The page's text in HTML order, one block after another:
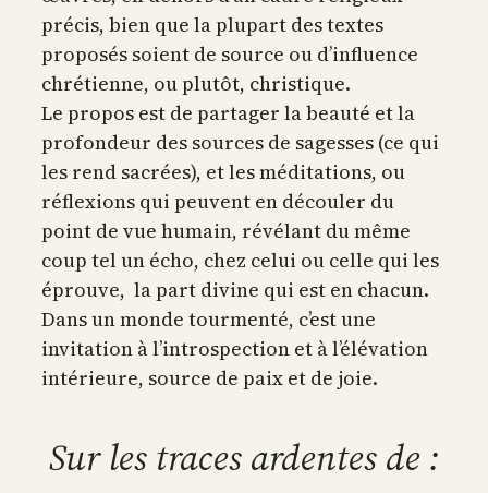
précis, bien que la plupart des textes
proposés soient de source ou d’influence
chrétienne, ou plutôt, christique.
Le propos est de partager la beauté et la
profondeur des sources de sagesses (ce qui
les rend sacrées), et les méditations, ou
réflexions qui peuvent en découler du
point de vue humain, révélant du même
coup tel un écho, chez celui ou celle qui les
éprouve, la part divine qui est en chacun.
Dans un monde tourmenté, c’est une
invitation à l’introspection et à l’élévation
intérieure, source de paix et de joie.
Sur les traces ardentes de :